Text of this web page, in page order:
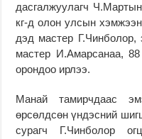
дасгалжуулагч
кг-д олон улсын
дэд мастер Г.Чинболор,
мастер И.Амарсанаа,
орондоо ирлээ.
Манай тамирчдаас
өрсөлдсөн үндэсний
сурагч Г.Чинболор